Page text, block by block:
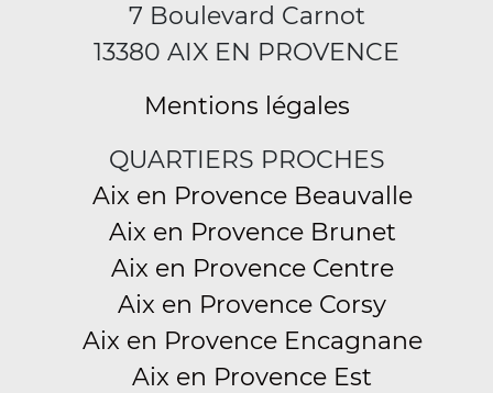
7 Boulevard Carnot
13380 AIX EN PROVENCE
Mentions légales
QUARTIERS PROCHES
Aix en Provence Beauvalle
Aix en Provence Brunet
Aix en Provence Centre
Aix en Provence Corsy
Aix en Provence Encagnane
Aix en Provence Est